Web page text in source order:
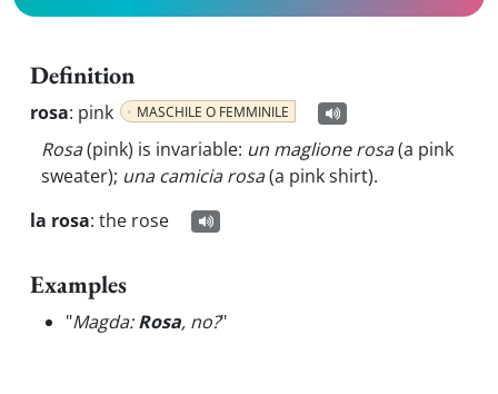
Definition
rosa: pink MASCHILE O FEMMINILE
Rosa(pink) is invariable: un maglione rosa(a pink
sweater); una camicia rosa(a pink shirt).
la rosa: the rose
Examples
"Magda:Rosa, no?"